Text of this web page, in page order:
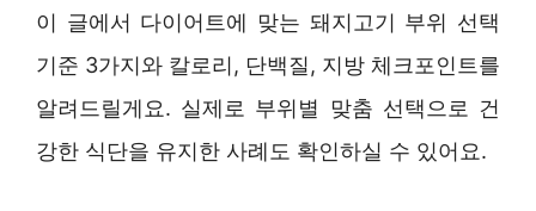
이 글에서 다이어트에 맞는 돼지고기 부위 선택
기준 3가지와 칼로리, 단백질, 지방 체크포인트를
알려드릴게요. 실제로 부위별 맞춤 선택으로 건
강한 식단을 유지한 사례도 확인하실 수 있어요.